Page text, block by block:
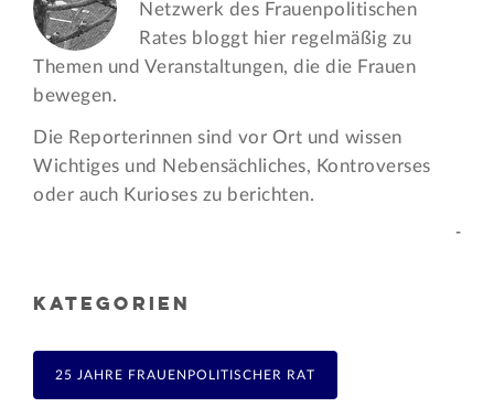
Netzwerk des Frauen­politischen
Rates bloggt hier regelmäßig zu
Themen und Veran­staltungen, die die Frauen
bewegen.
Die Reporterinnen sind vor Ort und wissen
Wichtiges und Nebensächliches, Kontroverses
oder auch Kurioses zu berichten.
-
KATEGORIEN
25 JAHRE FRAUENPOLITISCHER RAT